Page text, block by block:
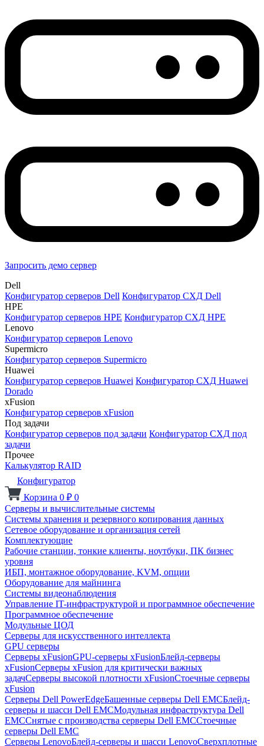
Запросить демо сервер
Dell
Конфигуратор серверов Dell Конфигуратор СХД Dell
HPE
Конфигуратор серверов HPE Конфигуратор СХД HPE
Lenovo
Конфигуратор серверов Lenovo
Supermicro
Конфигуратор серверов Supermicro
Huawei
Конфигуратор серверов Huawei Конфигуратор СХД Huawei
Dorado
xFusion
Конфигуратор серверов xFusion
Под задачи
Конфигуратор серверов под задачи Конфигуратор СХД под
задачи
Прочее
Калькулятор RAID
Конфигуратор
Корзина 0 ₽ 0
Серверы и вычислительные системы
Системы хранения и резервного копирования данных
Сетевое оборудование и организация сетей
Комплектующие
Рабочие станции, тонкие клиенты, ноутбуки, ПК бизнес
уровня
ИБП, монтажное оборудование, KVM, опции
Оборудование для майнинга
Системы видеонаблюдения
Управление IT-инфраструктурой и программное обеспечение
Программное обеспечение
Модульные ЦОД
Серверы для искусственного интеллекта
GPU серверы
Серверы xFusionGPU-серверы xFusionБлейд-серверы
xFusionСерверы xFusion для критически важных
задачСерверы высокой плотности xFusionСтоечные серверы
xFusion
Серверы Dell PowerEdgeБашенные серверы Dell EMCБлейд-
серверы и шасси Dell EMCМодульная инфраструктура Dell
EMCСнятые с производства серверы Dell EMCСтоечные
серверы Dell EMC
Серверы LenovoБлейд-серверы и шасси LenovoСверхплотные